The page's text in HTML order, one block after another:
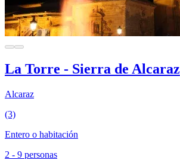
La Torre - Sierra de Alcaraz
Alcaraz
(3)
Entero o habitación
2 - 9 personas